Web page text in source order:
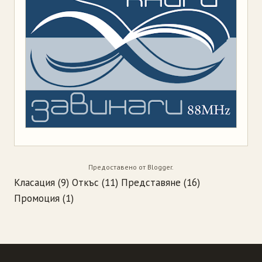
Предоставено от Blogger.
Класация (9) Откъс (11) Представяне (16)
Промоция (1)